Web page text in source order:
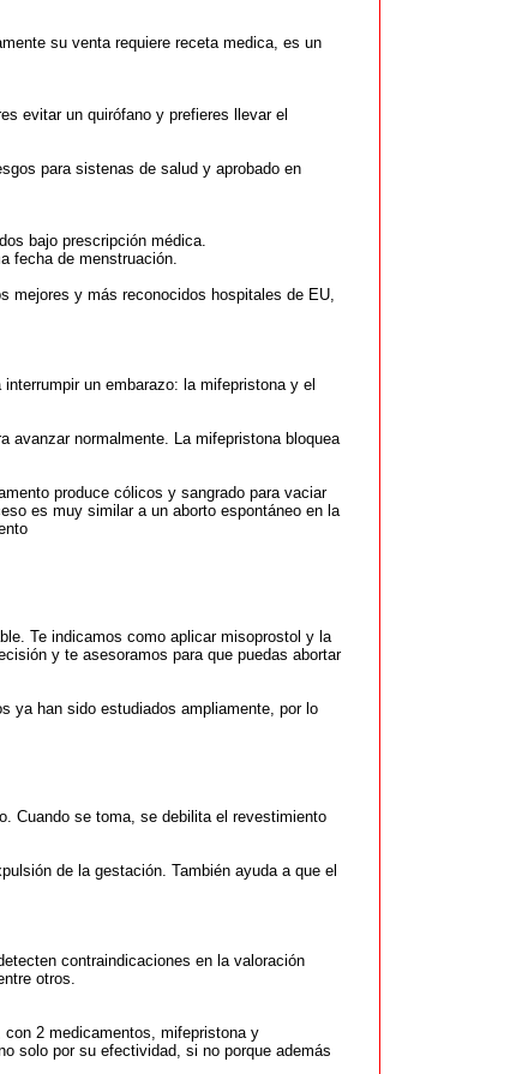
su venta requiere receta medica, es un
evitar un quirófano y prefieres llevar el
para sistenas de salud y aprobado en
bajo prescripción médica.
fecha de menstruación.
mejores y más reconocidos hospitales de EU,
un embarazo: la mifepristona y el
avanzar normalmente. La mifepristona bloquea
produce cólicos y sangrado para vaciar
es muy similar a un aborto espontáneo en la
Te indicamos como aplicar misoprostol y la
y te asesoramos para que puedas abortar
ya han sido estudiados ampliamente, por lo
Cuando se toma, se debilita el revestimiento
de la gestación. También ayuda a que el
contraindicaciones en la valoración
otros.
2 medicamentos, mifepristona y
solo por su efectividad, si no porque además